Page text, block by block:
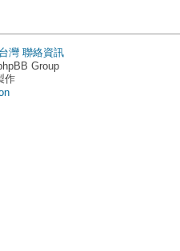
灣 聯絡資訊
Group
作